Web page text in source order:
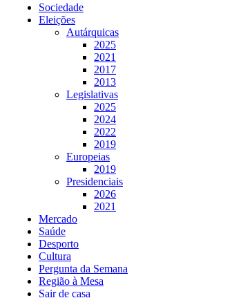
Sociedade
Eleições
Autárquicas
2025
2021
2017
2013
Legislativas
2025
2024
2022
2019
Europeias
2019
Presidenciais
2026
2021
Mercado
Saúde
Desporto
Cultura
Pergunta da Semana
Região à Mesa
Sair de casa